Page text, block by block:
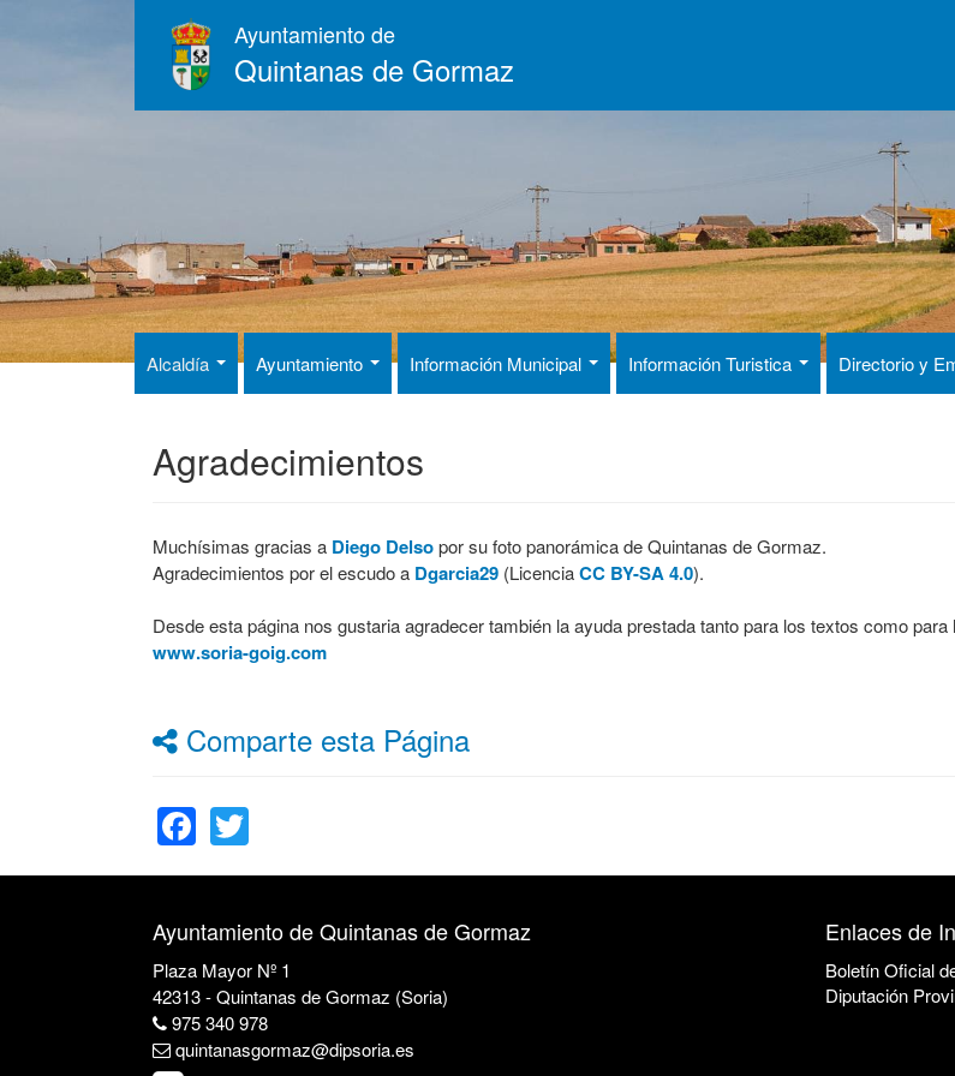
Ayuntamiento de
Quintanas de Gormaz
Alcaldía Ayuntamiento Información Municipal Información Turistica Directorio y
Agradecimientos
Muchísimas gracias a Diego Delsopor su foto panorámica de Quintanas de Gormaz.
Agradecimientos por el escudo a Dgarcia29 (LicenciaCC BY-SA 4.0).
Desde esta página nos gustaria agradecer también la ayuda prestada tanto para los textos como
www.soria-goig.com
Comparte esta Página
Facebook
Ayuntamiento de Quintanas de Gormaz
Plaza Mayor Nº 1
42313 - Quintanas de Gormaz (Soria)
975 340 978
quintanasgormaz@dipsoria.es
Enlaces de
Boletín Oficial
Diputación